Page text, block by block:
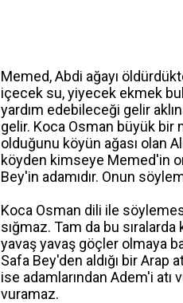
Memed, Abdi ağayı
içecek su, yiyecek ekmek
yardım edebileceği gelir
gelir. Koca Osman büyük bir
olduğunu köyün ağası olan
köyden kimseye Memed'in
Bey'in adamıdır. Onun
Koca Osman dili ile
sığmaz. Tam da bu
yavaş yavaş göçler olmaya
Safa Bey'den aldığı bir Arap
ise adamlarından Adem'i atı
vuramaz.